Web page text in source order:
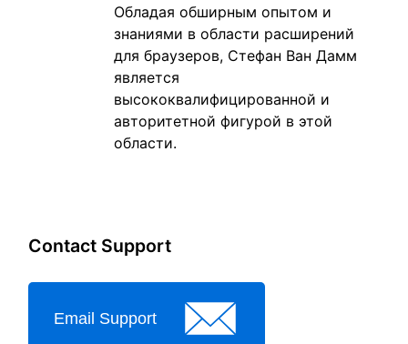
Обладая обширным опытом и
знаниями в области расширений
для браузеров, Стефан Ван Дамм
является
высококвалифицированной и
авторитетной фигурой в этой
области.
Contact Support
Email Support